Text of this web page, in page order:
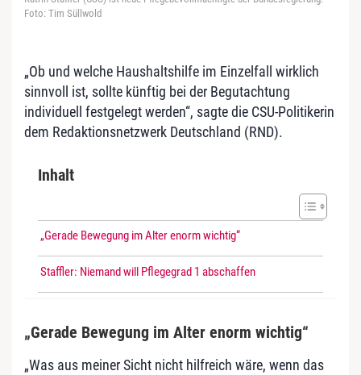
Foto: Tim Süllwold
„Ob und welche Haushaltshilfe im Einzelfall wirklich
sinnvoll ist, sollte künftig bei der Begutachtung
individuell festgelegt werden“, sagte die CSU-Politikerin
dem Redaktionsnetzwerk Deutschland (RND).
Inhalt
„Gerade Bewegung im Alter enorm wichtig“
Staffler: Niemand will Pflegegrad 1 abschaffen
„Gerade Bewegung im Alter enorm wichtig“
„Was aus meiner Sicht nicht hilfreich wäre, wenn das